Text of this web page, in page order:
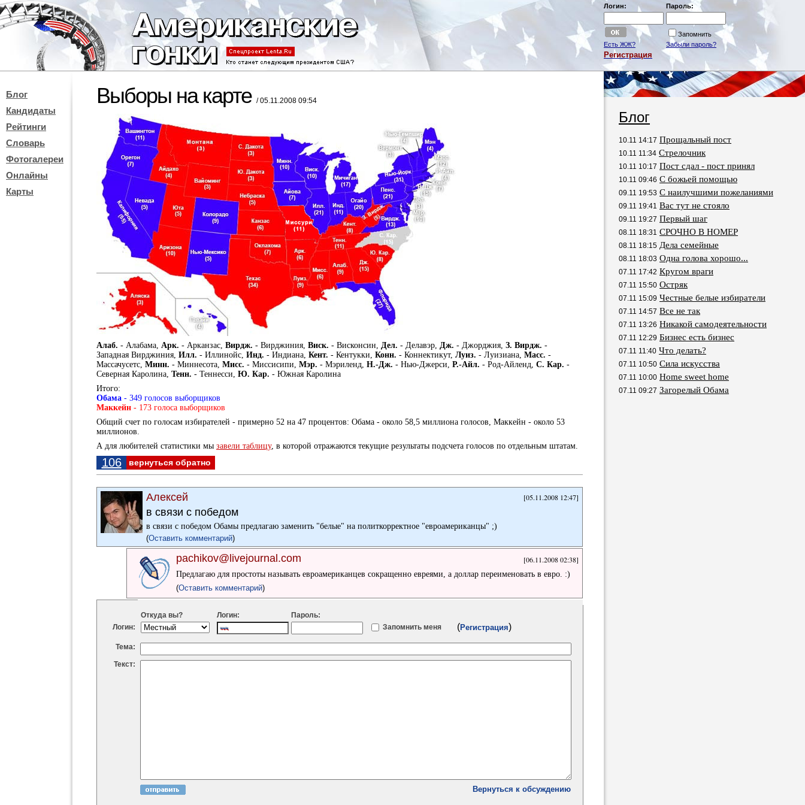
Логин: Пароль:
Запомнить
Есть ЖЖ?
Забыли пароль?
Регистрация
Блог
Кандидаты
Рейтинги
Словарь
Фотогалереи
Онлайны
Карты
Выборы на карте / 05.11.2008 09:54
Алаб. - Алабама, Арк. - Арканзас, Вирдж. - Вирджиния, Виск. - Висконсин, Дел. - Делавэр, Дж. - Джорджия, З. Вирдж. -
Западная Вирджиния, Илл. - Иллинойс, Инд. - Индиана, Кент. - Кентукки, Конн. - Коннектикут, Луиз. - Луизиана, Масс. -
Массачусетс, Минн. - Миннесота, Мисс. - Миссисипи, Мэр. - Мэриленд, Н.-Дж. - Нью-Джерси, Р.-Айл. - Род-Айленд, С. Кар. -
Северная Каролина, Тенн. - Теннесси, Ю. Кар. - Южная Каролина
Итого:
Обама - 349 голосов выборщиков
Маккейн - 173 голоса выборщиков
Общий счет по голосам избирателей - примерно 52 на 47 процентов: Обама - около 58,5 миллиона голосов, Маккейн - около 53
миллионов.
А для любителей статистики мы завели таблицу, в которой отражаются текущие результаты подсчета голосов по отдельным штатам.
106 вернуться обратно
Алексей [05.11.2008 12:47]
в связи с победом
в связи с победом Обамы предлагаю заменить "белые" на политкорректное "евроамериканцы" ;)
(Оставить комментарий)
pachikov@livejournal.com
[06.11.2008 02:38]
Предлагаю для простоты называть евроамериканцев сокращенно евреями, а доллар переименовать в евро. :)
(Оставить комментарий)
Логин:
Откуда вы? Логин:
Пароль:
Запомнить меня
(Регистрация)
Тема:
Текст:
Вернуться к обсуждению
Блог
10.11 14:17 Прощальный пост
10.11 11:34 Стрелочник
10.11 10:17 Пост сдал - пост принял
10.11 09:46 С божьей помощью
09.11 19:53 С наилучшими пожеланиями
09.11 19:41 Вас тут не стояло
09.11 19:27 Первый шаг
08.11 18:31 СРОЧНО В НОМЕР
08.11 18:15 Дела семейные
08.11 18:03 Одна голова хорошо...
07.11 17:42 Кругом враги
07.11 15:50 Остряк
07.11 15:09 Честные белые избиратели
07.11 14:57 Все не так
07.11 13:26 Никакой самодеятельности
07.11 12:29 Бизнес есть бизнес
07.11 11:40 Что делать?
07.11 10:50 Сила искусства
07.11 10:00 Home sweet home
07.11 09:27 Загорелый Обама